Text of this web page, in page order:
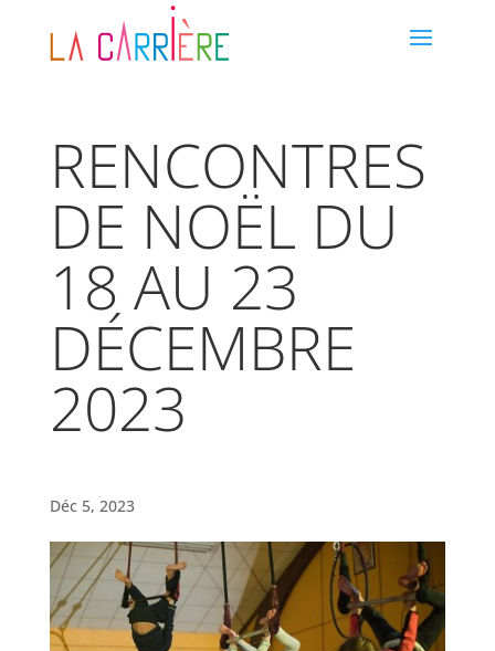
RENCONTRES
DE NOËL DU
18 AU 23
DÉCEMBRE
2023
Déc 5, 2023